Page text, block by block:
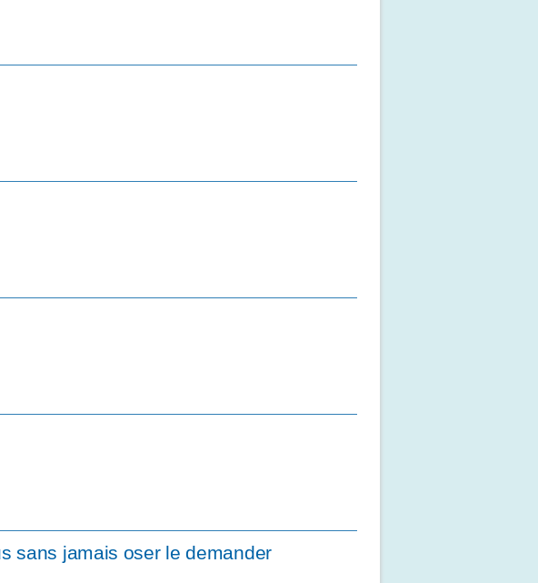
sans jamais oser le demander